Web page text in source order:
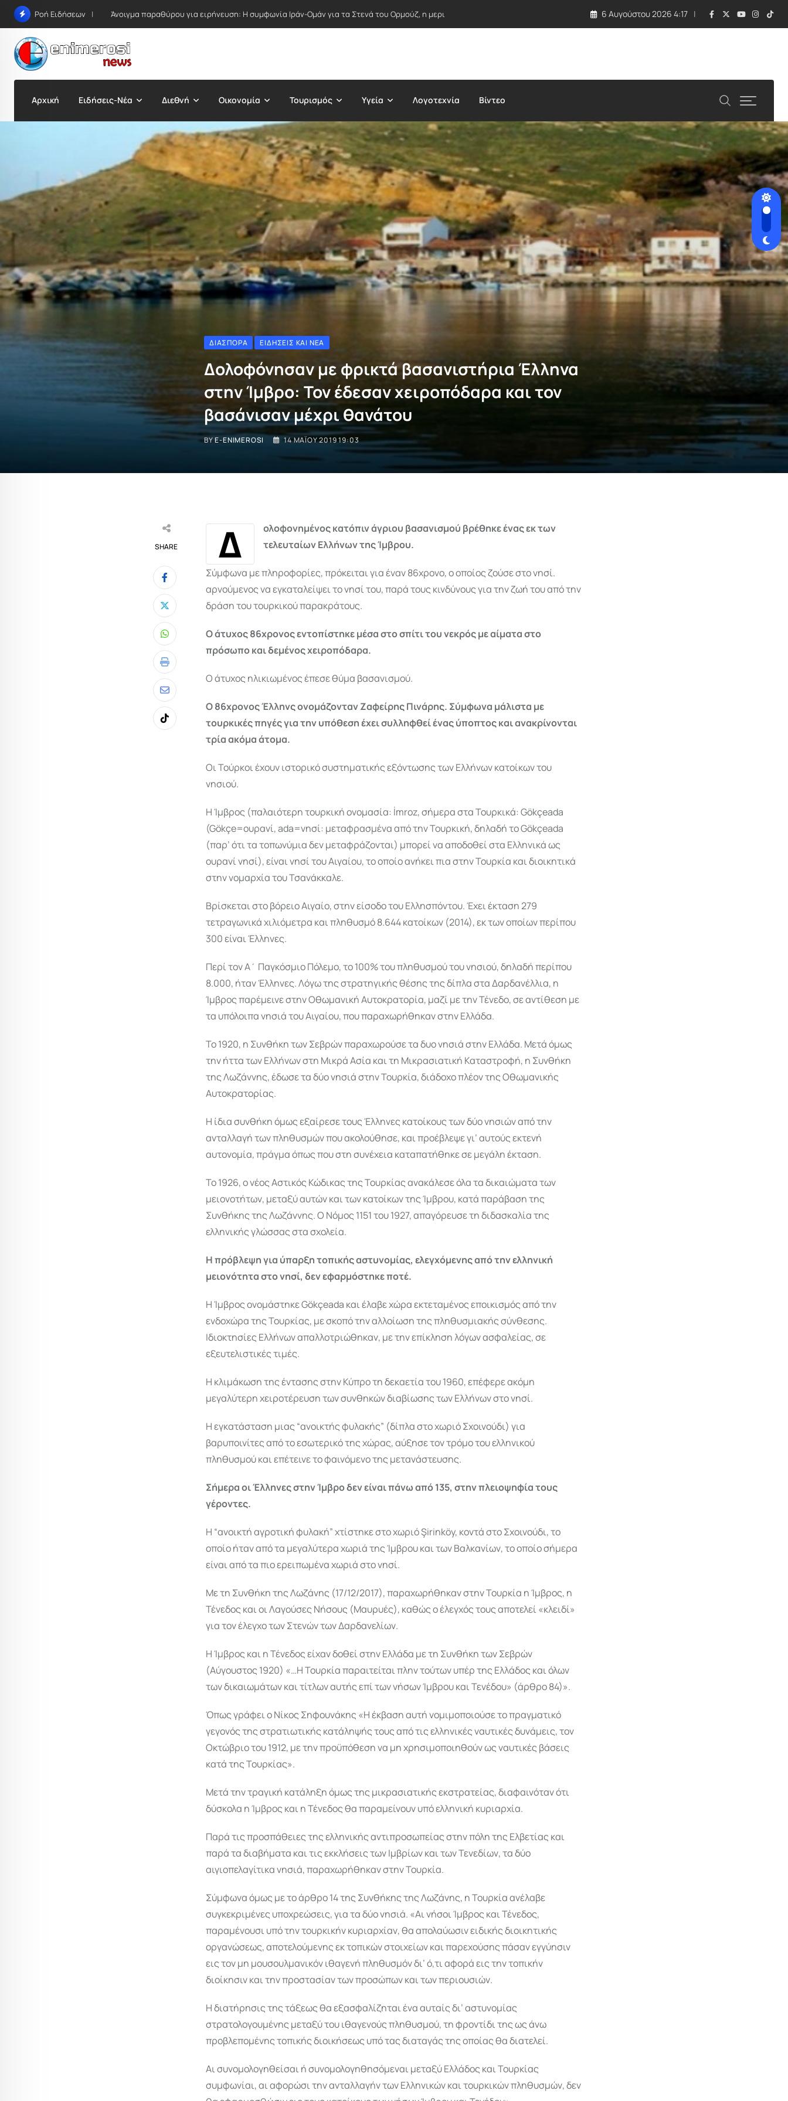
Skip
content
Ροή Ειδήσεων Άνοιγμα παραθύρου για ειρήνευση: Η συμφωνία Ιράν-Ομάν για τα Στενά του Ορμούζ, η μερική άρση κυρώσεων από τις ΗΠΑ και η στάση Νετανιάχου
6 Αυγούστου 2026 4:17
Αρχική Ειδήσεις-Νέα Διεθνή Οικονομία Τουρισμός Υγεία Λογοτεχνία Βίντεο
ΔΙΑΣΠΟΡΆ ΕΙΔΉΣΕΙΣ ΚΑΙ ΝΈΑ
Δολοφόνησαν με φρικτά βασανιστήρια Έλληνα
στην Ίμβρο: Τον έδεσαν χειροπόδαρα και τον
βασάνισαν μέχρι θανάτου
BYE-ENIMEROSI 14 ΜΑΪ́ΟΥ 2019 19:03
SHARE
Whatsapp
Print
Share
via
Email
Tiktok
Δ
ολοφονημένος κατόπιν άγριου βασανισμού βρέθηκε ένας εκ των
τελευταίων Ελλήνων της Ίμβρου.
Σύμφωνα με πληροφορίες, πρόκειται για έναν 86χρονο, ο οποίος ζούσε στο νησί.
αρνούμενος να εγκαταλείψει το νησί του, παρά τους κινδύνους για την ζωή του από την
δράση του τουρκικού παρακράτους.
Ο άτυχος 86χρονος εντοπίστηκε μέσα στο σπίτι του νεκρός με αίματα στο
πρόσωπο και δεμένος χειροπόδαρα.
Ο άτυχος ηλικιωμένος έπεσε θύμα βασανισμού.
Ο 86χρονος Έλληνς ονομάζονταν Ζαφείρης Πινάρης. Σύμφωνα μάλιστα με
τουρκικές πηγές για την υπόθεση έχει συλληφθεί ένας ύποπτος και ανακρίνονται
τρία ακόμα άτομα.
Οι Τούρκοι έχουν ιστορικό συστηματικής εξόντωσης των Ελλήνων κατοίκων του
νησιού.
Η Ίμβρος (παλαιότερη τουρκική ονομασία: İmroz, σήμερα στα Τουρκικά: Gökçeada
(Gökçe=ουρανί, ada=νησί: μεταφρασμένα από την Τουρκική, δηλαδή το Gökçeada
(παρ’ ότι τα τοπωνύμια δεν μεταφράζονται) μπορεί να αποδοθεί στα Ελληνικά ως
ουρανί νησί), είναι νησί του Αιγαίου, το οποίο ανήκει πια στην Τουρκία και διοικητικά
στην νομαρχία του Τσανάκκαλε.
Βρίσκεται στο βόρειο Αιγαίο, στην είσοδο του Ελλησπόντου. Έχει έκταση 279
τετραγωνικά χιλιόμετρα και πληθυσμό 8.644 κατοίκων (2014), εκ των οποίων περίπου
300 είναι Έλληνες.
Περί τον Α΄ Παγκόσμιο Πόλεμο, το 100% του πληθυσμού του νησιού, δηλαδή περίπου
8.000, ήταν Έλληνες. Λόγω της στρατηγικής θέσης της δίπλα στα Δαρδανέλλια, η
Ίμβρος παρέμεινε στην Οθωμανική Αυτοκρατορία, μαζί με την Τένεδο, σε αντίθεση με
τα υπόλοιπα νησιά του Αιγαίου, που παραχωρήθηκαν στην Ελλάδα.
Το 1920, η Συνθήκη των Σεβρών παραχωρούσε τα δυο νησιά στην Ελλάδα. Μετά όμως
την ήττα των Ελλήνων στη Μικρά Ασία και τη Μικρασιατική Καταστροφή, η Συνθήκη
της Λωζάννης, έδωσε τα δύο νησιά στην Τουρκία, διάδοχο πλέον της Οθωμανικής
Αυτοκρατορίας.
Η ίδια συνθήκη όμως εξαίρεσε τους Έλληνες κατοίκους των δύο νησιών από την
ανταλλαγή των πληθυσμών που ακολούθησε, και προέβλεψε γι’ αυτούς εκτενή
αυτονομία, πράγμα όπως που στη συνέχεια καταπατήθηκε σε μεγάλη έκταση.
Το 1926, ο νέος Αστικός Κώδικας της Τουρκίας ανακάλεσε όλα τα δικαιώματα των
μειονοτήτων, μεταξύ αυτών και των κατοίκων της Ίμβρου, κατά παράβαση της
Συνθήκης της Λωζάννης. Ο Νόμος 1151 του 1927, απαγόρευσε τη διδασκαλία της
ελληνικής γλώσσας στα σχολεία.
Η πρόβλεψη για ύπαρξη τοπικής αστυνομίας, ελεγχόμενης από την ελληνική
μειονότητα στο νησί, δεν εφαρμόστηκε ποτέ.
Η Ίμβρος ονομάστηκε Gökçeada και έλαβε χώρα εκτεταμένος εποικισμός από την
ενδοχώρα της Τουρκίας, με σκοπό την αλλοίωση της πληθυσμιακής σύνθεσης.
Ιδιοκτησίες Ελλήνων απαλλοτριώθηκαν, με την επίκληση λόγων ασφαλείας, σε
εξευτελιστικές τιμές.
Η κλιμάκωση της έντασης στην Κύπρο τη δεκαετία του 1960, επέφερε ακόμη
μεγαλύτερη χειροτέρευση των συνθηκών διαβίωσης των Ελλήνων στο νησί.
Η εγκατάσταση μιας “ανοικτής φυλακής” (δίπλα στο χωριό Σχοινούδι) για
βαρυποινίτες από το εσωτερικό της χώρας, αύξησε τον τρόμο του ελληνικού
πληθυσμού και επέτεινε το φαινόμενο της μετανάστευσης.
Σήμερα οι Έλληνες στην Ίμβρο δεν είναι πάνω από 135, στην πλειοψηφία τους
γέροντες.
Η “ανοικτή αγροτική φυλακή” χτίστηκε στο χωριό Şirinköy, κοντά στο Σχοινούδι, το
οποίο ήταν από τα μεγαλύτερα χωριά της Ίμβρου και των Βαλκανίων, το οποίο σήμερα
είναι από τα πιο ερειπωμένα χωριά στο νησί.
Με τη Συνθήκη της Λωζάνης (17/12/2017), παραχωρήθηκαν στην Τουρκία η Ίμβρος, η
Τένεδος και οι Λαγούσες Νήσους (Μαυρυές), καθώς ο έλεγχός τους αποτελεί «κλειδί»
για τον έλεγχο των Στενών των Δαρδανελίων.
Η Ίμβρος και η Τένεδος είχαν δοθεί στην Ελλάδα με τη Συνθήκη των Σεβρών
(Αύγουστος 1920) «…Η Τουρκία παραιτείται πλην τούτων υπέρ της Ελλάδος και όλων
των δικαιωμάτων και τίτλων αυτής επί των νήσων Ίμβρου και Τενέδου» (άρθρο 84)».
Όπως γράφει ο Νίκος Σηφουνάκης «Η έκβαση αυτή νομιμοποιούσε το πραγματικό
γεγονός της στρατιωτικής κατάληψής τους από τις ελληνικές ναυτικές δυνάμεις, τον
Οκτώβριο του 1912, με την προϋπόθεση να μη χρησιμοποιηθούν ως ναυτικές βάσεις
κατά της Τουρκίας».
Μετά την τραγική κατάληξη όμως της μικρασιατικής εκστρατείας, διαφαινόταν ότι
δύσκολα η Ίμβρος και η Τένεδος θα παραμείνουν υπό ελληνική κυριαρχία.
Παρά τις προσπάθειες της ελληνικής αντιπροσωπείας στην πόλη της Ελβετίας και
παρά τα διαβήματα και τις εκκλήσεις των Ιμβρίων και των Τενεδίων, τα δύο
αιγιοπελαγίτικα νησιά, παραχωρήθηκαν στην Τουρκία.
Σύμφωνα όμως με το άρθρο 14 της Συνθήκης της Λωζάνης, η Τουρκία ανέλαβε
συγκεκριμένες υποχρεώσεις, για τα δύο νησιά. «Αι νήσοι Ίμβρος και Τένεδος,
παραμένουσι υπό την τουρκικήν κυριαρχίαν, θα απολαύωσιν ειδικής διοικητικής
οργανώσεως, αποτελούμενης εκ τοπικών στοιχείων και παρεχούσης πάσαν εγγύησιν
εις τον μη μουσουλμανικόν ιθαγενή πληθυσμόν δι’ ό,τι αφορά εις την τοπικήν
διοίκησιν και την προστασίαν των προσώπων και των περιουσιών.
Η διατήρησις της τάξεως θα εξασφαλίζηται ένα αυταίς δι’ αστυνομίας
στρατολογουμένης μεταξύ του ιθαγενούς πληθυσμού, τη φροντίδι της ως άνω
προβλεπομένης τοπικής διοικήσεως υπό τας διαταγάς της οποίας θα διατελεί.
Αι συνομολογηθείσαι ή συνομολογηθησόμεναι μεταξύ Ελλάδος και Τουρκίας
συμφωνίαι, αι αφορώσι την ανταλλαγήν των Ελληνικών και τουρκικών πληθυσμών, δεν